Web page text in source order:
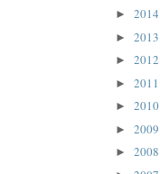
► 2014
► 2013
► 2012
► 2011
► 2010
► 2009
► 2008